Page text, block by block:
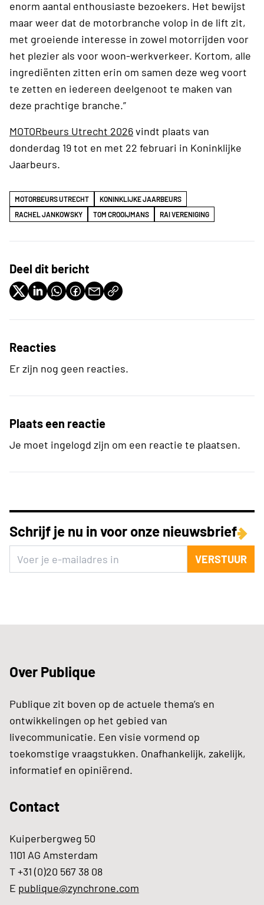
enorm aantal enthousiaste bezoekers. Het bewijst
maar weer dat de motorbranche volop in de lift zit,
met groeiende interesse in zowel motorrijden voor
het plezier als voor woon-werkverkeer. Kortom, alle
ingrediënten zitten erin om samen deze weg voort
te zetten en iedereen deelgenoot te maken van
deze prachtige branche.”
MOTORbeurs Utrecht 2026vindt plaats van
donderdag 19 tot en met 22 februari in Koninklijke
Jaarbeurs.
MOTORBEURS UTRECHT
KONINKLIJKE JAARBEURS
RACHEL JANKOWSKY
TOM CROOIJMANS RAI VERENIGING
Deel dit bericht
Reacties
Er zijn nog geen reacties.
Plaats een reactie
Je moet ingelogd zijn om een reactie te plaatsen.
Schrijf je nu in voor onze nieuwsbrief
VERSTUUR
Over Publique
Publique zit boven op de actuele thema’s en
ontwikkelingen op het gebied van
livecommunicatie. Een visie vormend op
toekomstige vraagstukken. Onafhankelijk, zakelijk,
informatief en opiniërend.
Contact
Kuiperbergweg 50
1101 AG Amsterdam
T +31 (0)20 567 38 08
E publique@zynchrone.com